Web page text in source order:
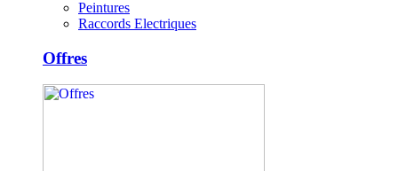
Peintures
Raccords Electriques
Offres